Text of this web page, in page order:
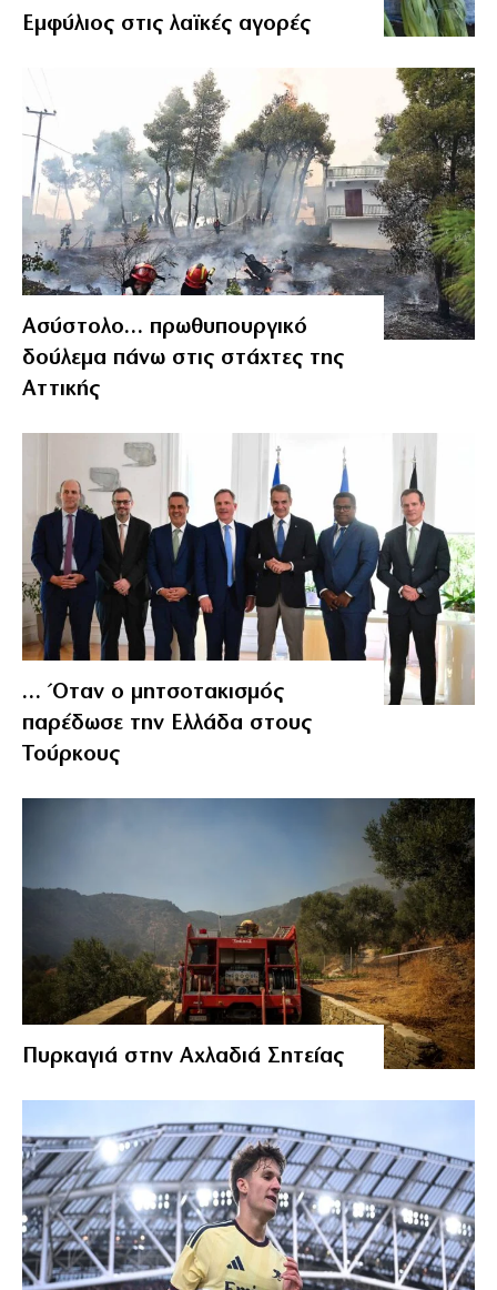
Εμφύλιος στις λαϊκές αγορές
Ασύστολο… πρωθυπουργικό
δούλεμα πάνω στις στάχτες της
Αττικής
… Όταν ο μητσοτακισμός
παρέδωσε την Ελλάδα στους
Τούρκους
Πυρκαγιά στην Αχλαδιά Σητείας